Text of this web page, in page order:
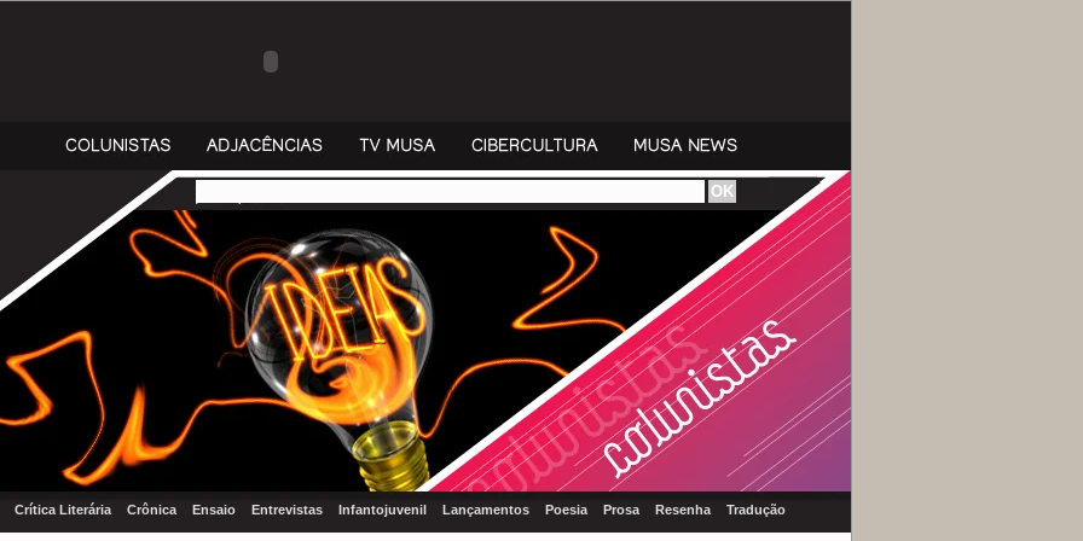
Crítica Literária Crônica Ensaio Entrevistas Infantojuvenil Lançamentos Poesia Prosa Resenha Tradução